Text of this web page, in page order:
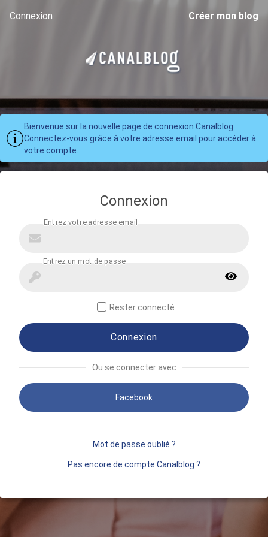
Connexion Créer mon blog
Bienvenue sur la nouvelle page de connexion Canalblog.
Connectez-vous grâce à votre adresse email pour accéder à
votre compte.
Connexion
Rester connecté
Connexion
Ou se connecter avec
Facebook
Mot de passe oublié ?
Pas encore de compte Canalblog ?